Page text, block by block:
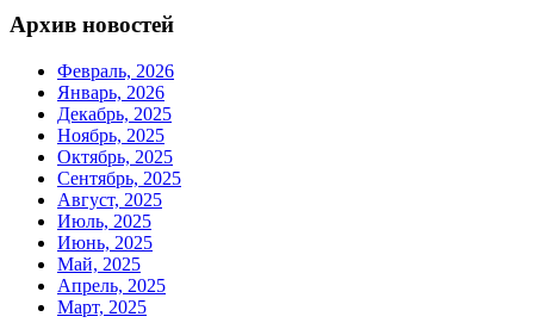
Архив новостей
Февраль, 2026
Январь, 2026
Декабрь, 2025
Ноябрь, 2025
Октябрь, 2025
Сентябрь, 2025
Август, 2025
Июль, 2025
Июнь, 2025
Май, 2025
Апрель, 2025
Март, 2025